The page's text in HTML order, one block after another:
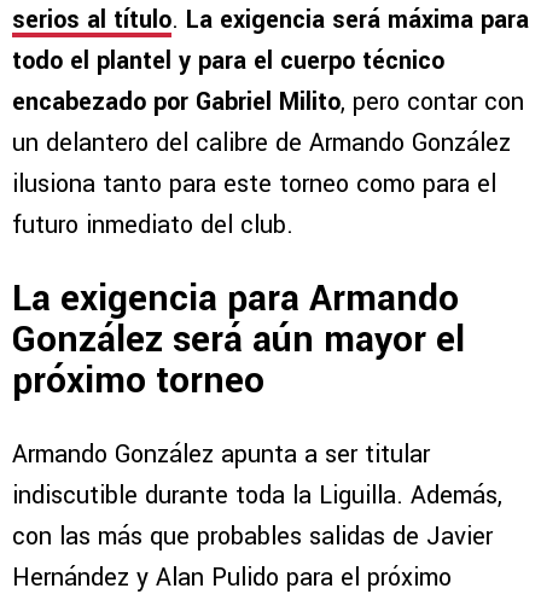
serios al título. La exigencia será máxima para
todo el plantel y para el cuerpo técnico
encabezado por Gabriel Milito, pero contar con
un delantero del calibre de Armando González
ilusiona tanto para este torneo como para el
futuro inmediato del club.
La exigencia para Armando
González será aún mayor el
próximo torneo
Armando González apunta a ser titular
indiscutible durante toda la Liguilla. Además,
con las más que probables salidas de Javier
Hernández y Alan Pulido para el próximo